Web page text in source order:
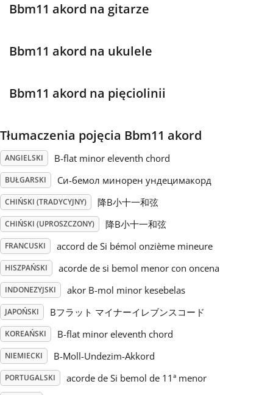
Svenska
Tiếng Việt
Türkçe
简体中文
繁體中文
Bbm11 akord na gitarze
Bbm11 akord na ukulele
Bbm11 akord na pięciolinii
Tłumaczenia pojęcia Bbm11 akord
ANGIELSKI B-flat minor eleventh chord
BUŁGARSKI Си-бемол минорен ундецимакорд
CHIŃSKI (TRADYCYJNY) 降B小十一和弦
CHIŃSKI (UPROSZCZONY) 降B小十一和弦
FRANCUSKI accord de Si bémol onzième mineure
HISZPAŃSKI acorde de si bemol menor con oncena
INDONEZYJSKI akor B-mol minor kesebelas
JAPOŃSKI Bフラット マイナーイレブンスコード
KOREAŃSKI B-flat minor eleventh chord
NIEMIECKI B-Moll-Undezim-Akkord
PORTUGALSKI acorde de Si bemol de 11ª menor